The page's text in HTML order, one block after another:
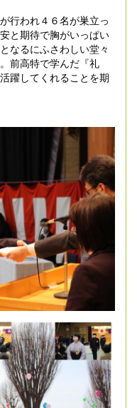
行われ４６名が巣立っ
と期待で胸がいっぱい
なるにふさわしい堂々
前高特で学んだ『礼
躍してくれることを期